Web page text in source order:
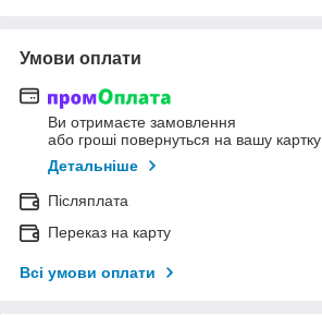
Умови оплати
Ви отримаєте замовлення
або гроші повернуться на вашу картку
Детальніше
Післяплата
Переказ на карту
Всі умови оплати